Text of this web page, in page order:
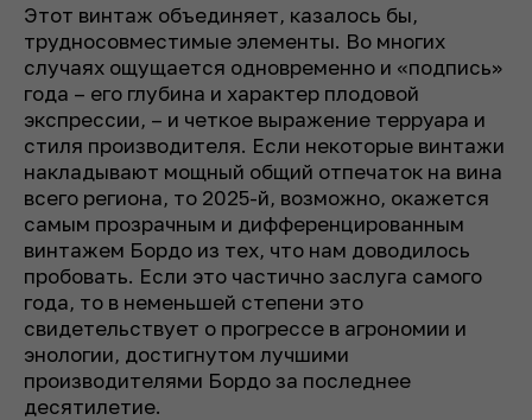
Этот винтаж объединяет, казалось бы,
трудносовместимые элементы. Во многих
случаях ощущается одновременно и «подпись»
года – его глубина и характер плодовой
экспрессии, – и четкое выражение терруара и
стиля производителя. Если некоторые винтажи
накладывают мощный общий отпечаток на вина
всего региона, то 2025-й, возможно, окажется
самым прозрачным и дифференцированным
винтажем Бордо из тех, что нам доводилось
пробовать. Если это частично заслуга самого
года, то в неменьшей степени это
свидетельствует о прогрессе в агрономии и
энологии, достигнутом лучшими
производителями Бордо за последнее
десятилетие.